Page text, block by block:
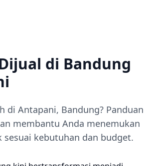
di Bandung
di Antapani, Bandung? Panduan
membantu Anda menemukan
sesuai kebutuhan dan budget.